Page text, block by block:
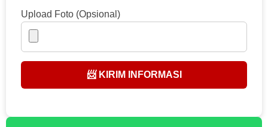
Upload Foto (Opsional)
📨 KIRIM INFORMASI